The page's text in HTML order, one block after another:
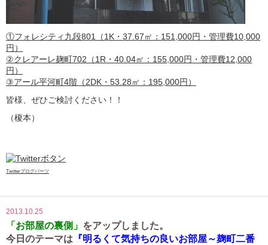
①フォレシティ九段801（1K・37.67㎡：151,000円・管理費10,000
円）
②クレアーレ麹町702（1R・40.04㎡：155,000円・管理費12,000
円）
③アール平河町4階（2DK・53.28㎡：195,000円）
皆様、ぜひご検討ください！！
（榎本）
Twitterブログパーツ
2013.10.25
「お部屋の裏側」 をアップしました。
今日のテーマは 『明るくて気持ちの良いお部屋～麹町二番